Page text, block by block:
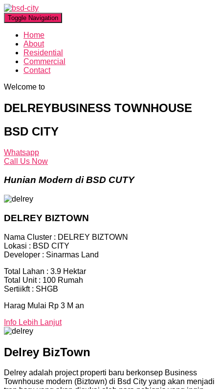
Toggle Navigation
Home
About
Residential
Commercial
Contact
Welcome to
DELREYBUSINESS TOWNHOUSE
BSD CITY
Whatsapp
Call Us Now
Hunian Modern di BSD CUTY
DELREY BIZTOWN
Nama Cluster : DELREY BIZTOWN
Lokasi : BSD CITY
Developer : Sinarmas Land
Total Lahan : 3.9 Hektar
Total Unit : 100 Rumah
Sertiikft : SHGB
Harag Mulai Rp 3 M an
Info Lebih Lanjut
Delrey BizTown
Delrey adalah project properti baru berkonsep Business
Townhouse modern (Biztown) di Bsd City yang akan menjadi